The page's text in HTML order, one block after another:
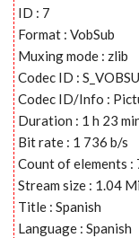
ID : 7
Format : VobSub
Muxing mode : zlib
Codec ID :
Codec ID/Info :
Duration : 1 h 23
Bit rate : 1 736 b/s
Count of elements :
Stream size : 1.04
Title : Spanish
Language : Spanish